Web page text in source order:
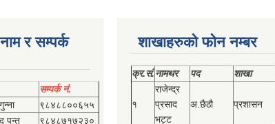
र सम्पर्क
सम्पर्क नं.
९८४८८००६५५
पन्त
९८४८७१७२३०
शाखाहरुको फोन नम्बर
क्र.सं.नामथर पद शाखा
१
राजेन्द्र
प्रसाद
भट्ट
अ.छैठौ प्रशासन